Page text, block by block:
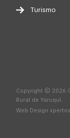
Turismo
Copyright © 2026
Rural de Yaruquí.
Web Design